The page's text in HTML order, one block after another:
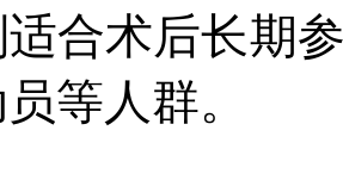
合术后长期
等人群。